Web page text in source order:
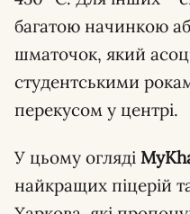
багатою начинкою
шматочок, який
студентськими
перекусом у центрі.
У цьому огляді
найкращих піцерій